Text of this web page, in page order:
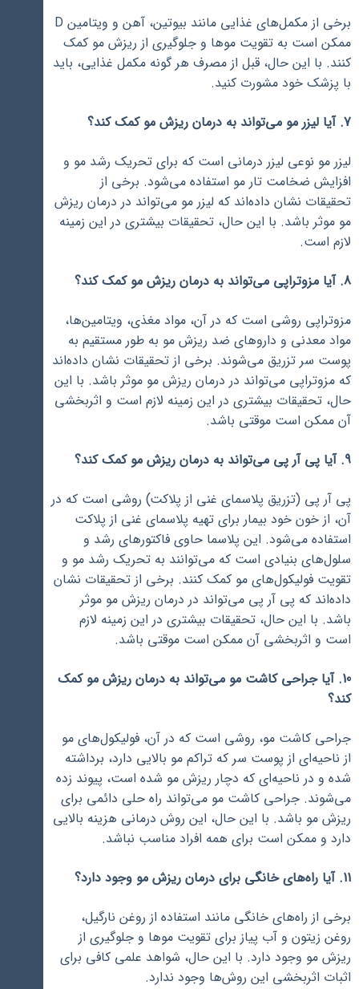
برخی از مکمل‌های غذایی مانند بیوتین، آهن و ویتامین D
ممکن است به تقویت موها و جلوگیری از ریزش مو کمک
کنند. با این حال، قبل از مصرف هر گونه مکمل غذایی، باید
با پزشک خود مشورت کنید.
7. آیا لیزر مو می‌تواند به درمان ریزش مو کمک کند؟
لیزر مو نوعی لیزر درمانی است که برای تحریک رشد مو و
افزایش ضخامت تار مو استفاده می‌شود. برخی از
تحقیقات نشان داده‌اند که لیزر مو می‌تواند در درمان ریزش
مو موثر باشد. با این حال، تحقیقات بیشتری در این زمینه
لازم است.
8. آیا مزوتراپی می‌تواند به درمان ریزش مو کمک کند؟
مزوتراپی روشی است که در آن، مواد مغذی، ویتامین‌ها،
مواد معدنی و داروهای ضد ریزش مو به طور مستقیم به
پوست سر تزریق می‌شوند. برخی از تحقیقات نشان داده‌اند
که مزوتراپی می‌تواند در درمان ریزش مو موثر باشد. با این
حال، تحقیقات بیشتری در این زمینه لازم است و اثربخشی
آن ممکن است موقتی باشد.
9. آیا پی آر پی می‌تواند به درمان ریزش مو کمک کند؟
پی آر پی (تزریق پلاسمای غنی از پلاکت) روشی است که در
آن، از خون خود بیمار برای تهیه پلاسمای غنی از پلاکت
استفاده می‌شود. این پلاسما حاوی فاکتورهای رشد و
سلول‌های بنیادی است که می‌توانند به تحریک رشد مو و
تقویت فولیکول‌های مو کمک کنند. برخی از تحقیقات نشان
داده‌اند که پی آر پی می‌تواند در درمان ریزش مو موثر
باشد. با این حال، تحقیقات بیشتری در این زمینه لازم
است و اثربخشی آن ممکن است موقتی باشد.
10. آیا جراحی کاشت مو می‌تواند به درمان ریزش مو کمک
کند؟
جراحی کاشت مو، روشی است که در آن، فولیکول‌های مو
از ناحیه‌ای از پوست سر که تراکم مو بالایی دارد، برداشته
شده و در ناحیه‌ای که دچار ریزش مو شده است، پیوند زده
می‌شوند. جراحی کاشت مو می‌تواند راه حلی دائمی برای
ریزش مو باشد. با این حال، این روش درمانی هزینه بالایی
دارد و ممکن است برای همه افراد مناسب نباشد.
11. آیا راه‌های خانگی برای درمان ریزش مو وجود دارد؟
برخی از راه‌های خانگی مانند استفاده از روغن نارگیل،
روغن زیتون و آب پیاز برای تقویت موها و جلوگیری از
ریزش مو وجود دارد. با این حال، شواهد علمی کافی برای
اثبات اثربخشی این روش‌ها وجود ندارد.